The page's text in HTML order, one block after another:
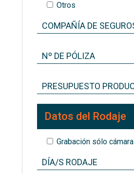
Otros
Datos del Rodaje
Grabación sólo